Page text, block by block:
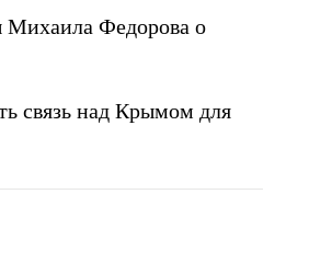
Михаила Федорова о
связь над Крымом для